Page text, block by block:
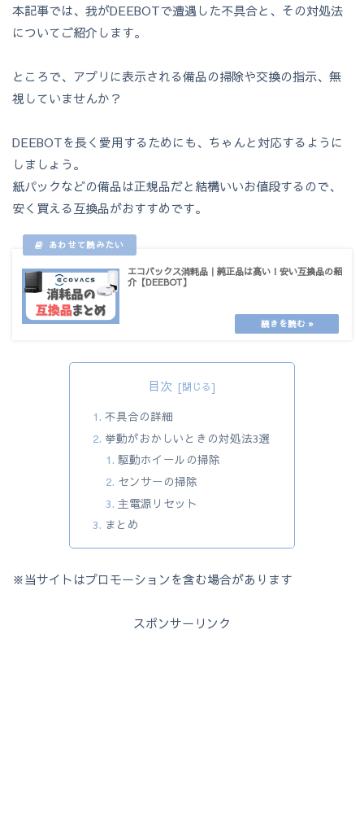
本記事では、我がDEEBOTで遭遇した不具合と、その対処法
についてご紹介します。
ところで、アプリに表示される備品の掃除や交換の指示、無
視していませんか？
DEEBOTを長く愛用するためにも、ちゃんと対応するように
しましょう。
紙パックなどの備品は正規品だと結構いいお値段するので、
安く買える互換品がおすすめです。
エコバックス消耗品｜純正品は高い！安い互換品の紹
介【DEEBOT】
目次
不具合の詳細
挙動がおかしいときの対処法3選
駆動ホイールの掃除
センサーの掃除
主電源リセット
まとめ
※当サイトはプロモーションを含む場合があります
スポンサーリンク